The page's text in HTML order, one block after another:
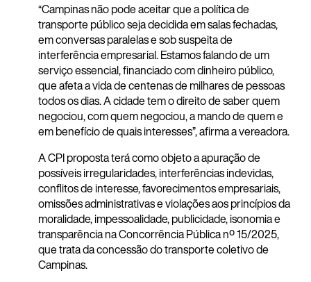
“Campinas não pode aceitar que a política de
transporte público seja decidida em salas fechadas,
em conversas paralelas e sob suspeita de
interferência empresarial. Estamos falando de um
serviço essencial, financiado com dinheiro público,
que afeta a vida de centenas de milhares de pessoas
todos os dias. A cidade tem o direito de saber quem
negociou, com quem negociou, a mando de quem e
em benefício de quais interesses”, afirma a vereadora.
A CPI proposta terá como objeto a apuração de
possíveis irregularidades, interferências indevidas,
conflitos de interesse, favorecimentos empresariais,
omissões administrativas e violações aos princípios da
moralidade, impessoalidade, publicidade, isonomia e
transparência na Concorrência Pública nº 15/2025,
que trata da concessão do transporte coletivo de
Campinas.